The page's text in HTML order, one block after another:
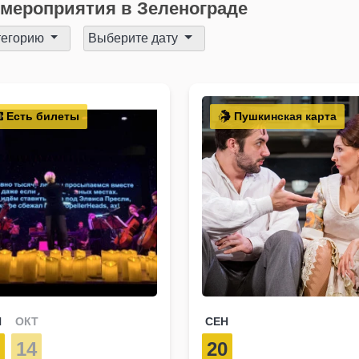
в Зеленограде
Выберите дату
Есть билеты
ОКТ
14
Пушкинская карта
СЕН
20